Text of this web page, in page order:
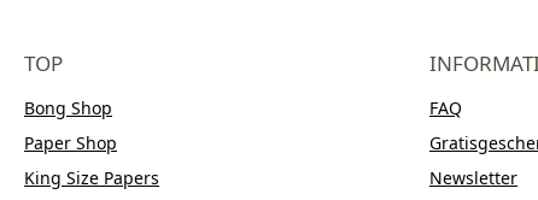
TOP
Bong Shop
Paper Shop
King Size Papers
FAQ
Newsletter